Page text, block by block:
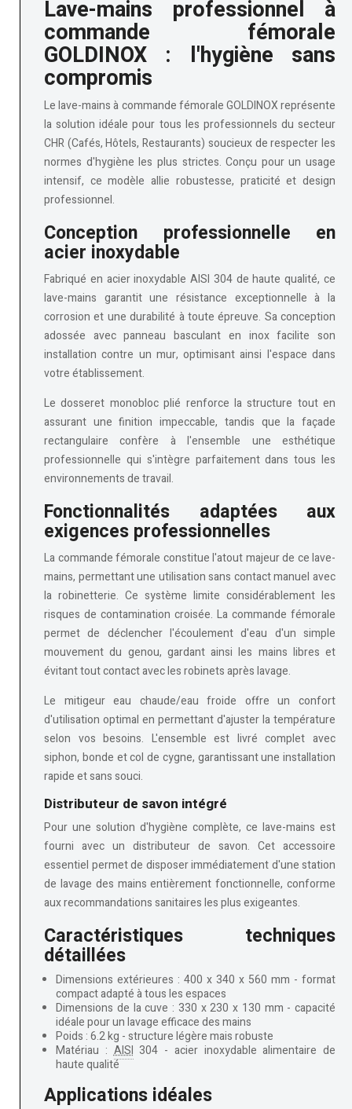
Lave-mains professionnel à
commande fémorale
GOLDINOX : l'hygiène sans
compromis
Lelave-mains à commande fémorale GOLDINOXreprésente
la solution idéale pour tous les professionnels du secteur
CHR (Cafés, Hôtels, Restaurants) soucieux de respecter les
normes d'hygiène les plus strictes. Conçu pour un usage
intensif, ce modèle allie robustesse, praticité et design
professionnel.
Conception professionnelle en
acier inoxydable
Fabriqué en acier inoxydable AISI 304de haute qualité, ce
lave-mains garantit une résistance exceptionnelle à la
corrosion et une durabilité à toute épreuve. Sa conception
adossée avec panneau basculant en inox facilite son
installation contre un mur, optimisant ainsi l'espace dans
votre établissement.
Le dosseret monobloc plié renforce la structure tout en
assurant une finition impeccable, tandis que la façade
rectangulaire confère à l'ensemble une esthétique
professionnelle qui s'intègre parfaitement dans tous les
environnements de travail.
Fonctionnalités adaptées aux
exigences professionnelles
Lacommande fémorale constitue l'atout majeur de ce lave-
mains, permettant une utilisation sans contact manuel avec
la robinetterie. Ce système limite considérablement les
risques de contamination croisée. La commande fémorale
permet de déclencher l'écoulement d'eau d'un simple
mouvement du genou, gardant ainsi les mains libres et
évitant tout contact avec les robinets après lavage.
Le mitigeur eau chaude/eau froide offre un confort
d'utilisation optimal en permettant d'ajuster la température
selon vos besoins. L'ensemble est livré complet avec
siphon, bonde et col de cygne, garantissant une installation
rapide et sans souci.
Distributeur de savon intégré
Pour une solution d'hygiène complète, ce lave-mains est
fourni avec un distributeur de savon. Cet accessoire
essentiel permet de disposer immédiatement d'une station
de lavage des mains entièrement fonctionnelle, conforme
aux recommandations sanitaires les plus exigeantes.
Caractéristiques techniques
détaillées
Dimensions extérieures : 400 x 340 x 560 mm - format
compact adapté à tous les espaces
Dimensions de la cuve : 330 x 230 x 130 mm - capacité
idéale pour un lavage efficace des mains
Poids : 6.2 kg - structure légère mais robuste
Matériau :AISI 304 - acier inoxydable alimentaire de
haute qualité
Applications idéales